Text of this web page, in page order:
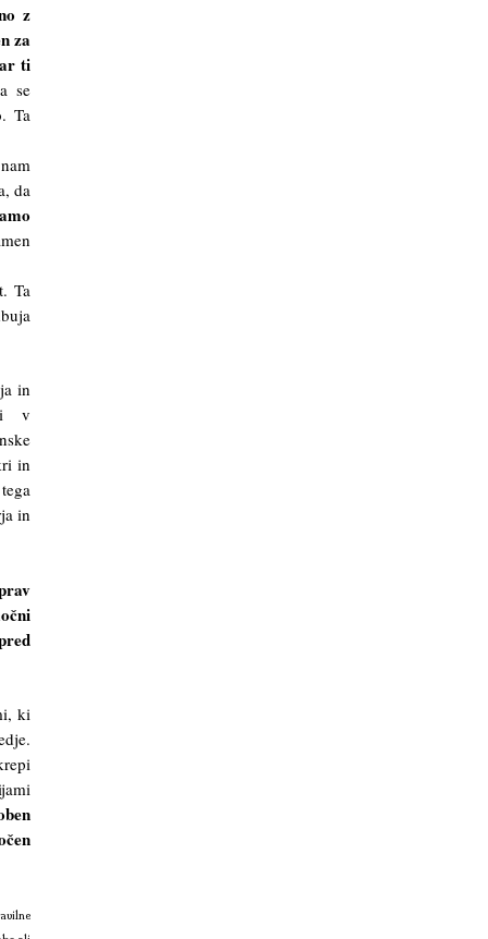
z
za
ti
se
Ta
da
Ta
in
v
in
in
ki